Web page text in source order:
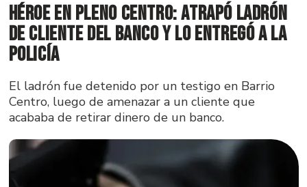
Héroe en pleno centro: atrapó ladrón
de cliente del banco y lo entregó a la
policía
El ladrón fue detenido por un testigo en Barrio
Centro, luego de amenazar a un cliente que
acababa de retirar dinero de un banco.